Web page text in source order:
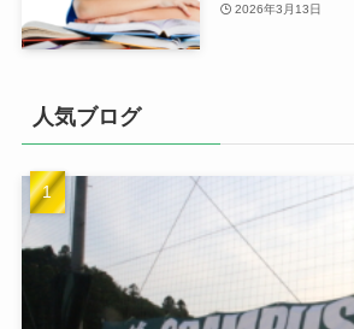
2026年3月13日
人気ブログ